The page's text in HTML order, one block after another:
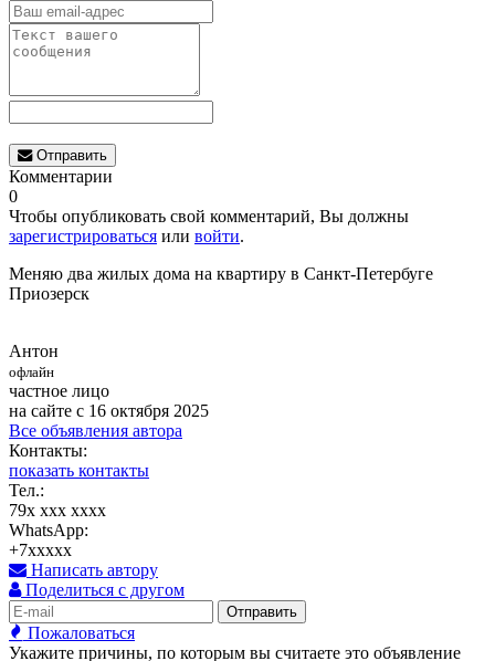
Отправить
Комментарии
0
Чтобы опубликовать свой комментарий, Вы должны
зарегистрироваться или войти.
Меняю два жилых дома на квартиру в Санкт-Петербуге
Приозерск
Антон
офлайн
частное лицо
на сайте с 16 октября 2025
Все объявления автора
Контакты:
показать контакты
Тел.:
79x xxx xxxx
WhatsApp:
+7xxxxx
Написать автору
Поделиться с другом
Отправить
Пожаловаться
Укажите причины, по которым вы считаете это объявление